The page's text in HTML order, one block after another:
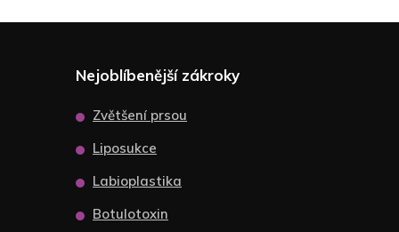
Nejoblíbenější zákroky
Zvětšení prsou
Liposukce
Labioplastika
Botulotoxin